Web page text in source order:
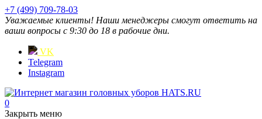
+7 (499) 709-78-03
Уважаемые клиенты! Наши менеджеры смогут ответить на
ваши вопросы с 9:30 до 18 в рабочие дни.
VK
Telegram
Instagram
0
Закрыть меню